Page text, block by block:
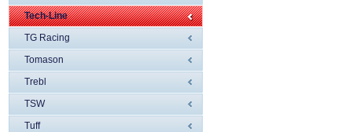
Tech-Line
TG Racing
Tomason
Trebl
TSW
Tuff